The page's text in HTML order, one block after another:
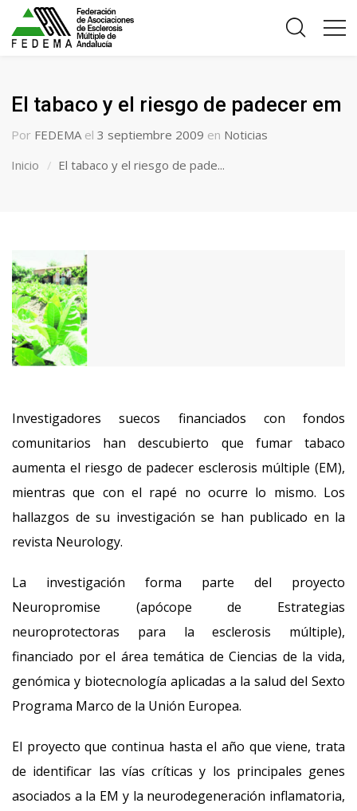
El tabaco y el riesgo de padecer em
Por FEDEMA el 3 septiembre 2009 en Noticias
Inicio
El tabaco y el riesgo de pade...
Investigadores suecos financiados con fondos
comunitarios han descubierto que fumar tabaco
aumenta el riesgo de padecer esclerosis múltiple (EM),
mientras que con el rapé no ocurre lo mismo. Los
hallazgos de su investigación se han publicado en la
revista Neurology.
La investigación forma parte del proyecto
Neuropromise (apócope de Estrategias
neuroprotectoras para la esclerosis múltiple),
financiado por el área temática de Ciencias de la vida,
genómica y biotecnología aplicadas a la salud del Sexto
Programa Marco de la Unión Europea.
El proyecto que continua hasta el año que viene, trata
de identificar las vías críticas y los principales genes
asociados a la EM y la neurodegeneración inflamatoria,